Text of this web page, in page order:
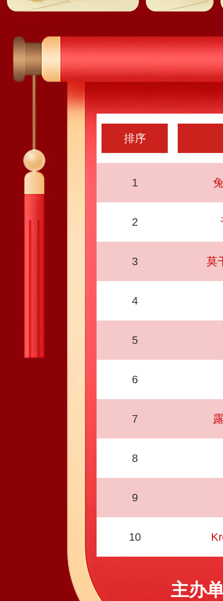
排序
1
2
3 莫
4
5
6
7
8
9
10
主办